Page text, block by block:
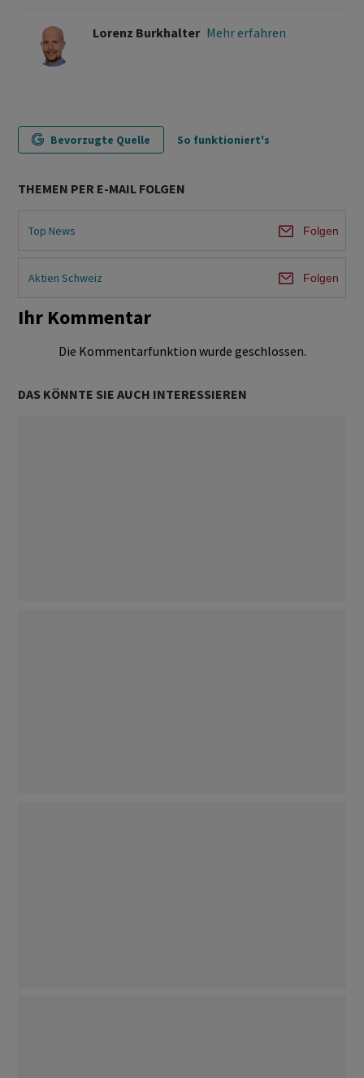
Lorenz Burkhalter Mehr erfahren
Bevorzugte Quelle So funktioniert's
THEMEN PER E-MAIL FOLGEN
Top News Folgen
Aktien Schweiz Folgen
Ihr Kommentar
Die Kommentarfunktion wurde geschlossen.
DAS KÖNNTE SIE AUCH INTERESSIEREN